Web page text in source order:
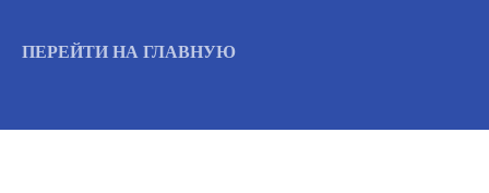
ПЕРЕЙТИ НА ГЛАВНУЮ
Информация